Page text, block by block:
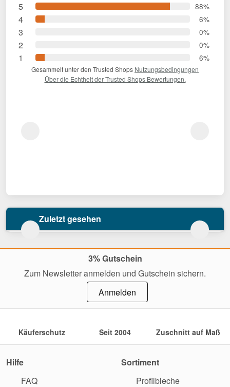
5 88%
4 6%
3 0%
2 0%
1 6%
Gesammelt unter den Trusted Shops Nutzungsbedingungen
Über die Echtheit der Trusted Shops Bewertungen.
Zuletzt gesehen
3% Gutschein
Zum Newsletter anmelden und Gutschein sichern.
Anmelden
Käuferschutz Seit 2004 Zuschnitt auf Maß
Hilfe
FAQ
Sortiment
Profilbleche